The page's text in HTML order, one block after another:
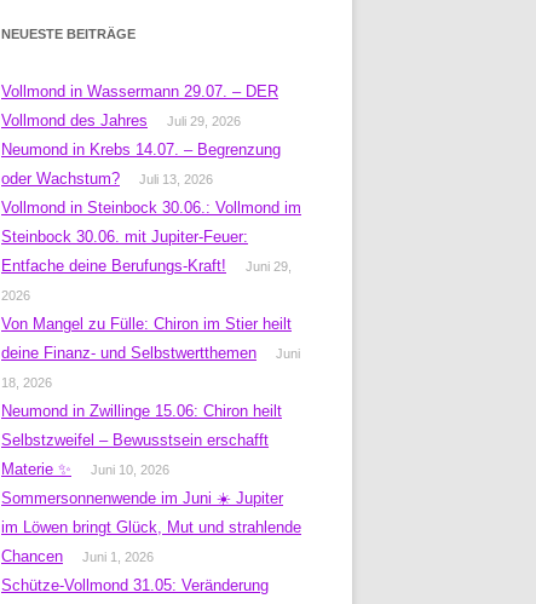
NEUESTE BEITRÄGE
Vollmond in Wassermann 29.07. – DER
Vollmond des Jahres
Juli 29, 2026
Neumond in Krebs 14.07. – Begrenzung
oder Wachstum?
Juli 13, 2026
Vollmond in Steinbock 30.06.: Vollmond im
Steinbock 30.06. mit Jupiter-Feuer:
Entfache deine Berufungs-Kraft!
Juni 29,
2026
Von Mangel zu Fülle: Chiron im Stier heilt
deine Finanz- und Selbstwertthemen
Juni
18, 2026
Neumond in Zwillinge 15.06: Chiron heilt
Selbstzweifel – Bewusstsein erschafft
Materie ✨
Juni 10, 2026
Sommersonnenwende im Juni ☀️ Jupiter
im Löwen bringt Glück, Mut und strahlende
Chancen
Juni 1, 2026
Schütze-Vollmond 31.05: Veränderung